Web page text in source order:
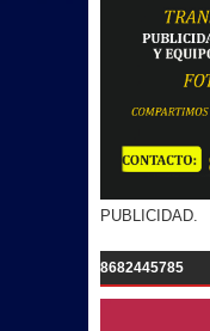
PUBLICIDAD.
8682445785